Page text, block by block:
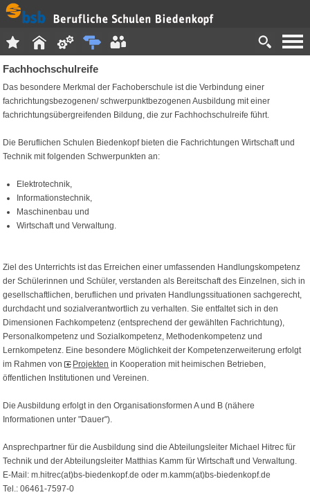
Fachhochschulreife
Das besondere Merkmal der Fachoberschule ist die Verbindung einer
fachrichtungsbezogenen/ schwerpunktbezogenen Ausbildung mit einer
fachrichtungsübergreifenden Bildung, die zur Fachhochschulreife führt.
Die Beruflichen Schulen Biedenkopf bieten die Fachrichtungen Wirtschaft und
Technik mit folgenden Schwerpunkten an:
Elektrotechnik,
Informationstechnik,
Maschinenbau und
Wirtschaft und Verwaltung.
Ziel des Unterrichts ist das Erreichen einer umfassenden Handlungskompetenz
der Schülerinnen und Schüler, verstanden als Bereitschaft des Einzelnen, sich in
gesellschaftlichen, beruflichen und privaten Handlungssituationen sachgerecht,
durchdacht und sozialverantwortlich zu verhalten. Sie entfaltet sich in den
Dimensionen Fachkompetenz (entsprechend der gewählten Fachrichtung),
Personalkompetenz und Sozialkompetenz, Methodenkompetenz und
Lernkompetenz. Eine besondere Möglichkeit der Kompetenzerweiterung erfolgt
im Rahmen von
Projekten in Kooperation mit heimischen Betrieben,
öffentlichen Institutionen und Vereinen.
Die Ausbildung erfolgt in den Organisationsformen A und B (nähere
Informationen unter "Dauer").
Ansprechpartner für die Ausbildung sind die Abteilungsleiter Michael Hitrec für
Technik und der Abteilungsleiter Matthias Kamm für Wirtschaft und Verwaltung.
E-Mail: m.hitrec(at)bs-biedenkopf.de oder m.kamm(at)bs-biedenkopf.de
Tel.: 06461-7597-0